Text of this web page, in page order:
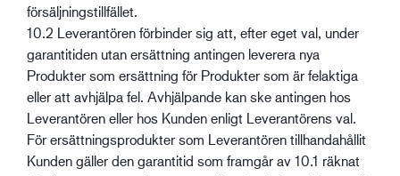
försäljningstillfället.
10.2 Leverantören förbinder sig att, efter eget val, under
garantitiden utan ersättning antingen leverera nya
Produkter som ersättning för Produkter som är felaktiga
eller att avhjälpa fel. Avhjälpande kan ske antingen hos
Leverantören eller hos Kunden enligt Leverantörens val.
För ersättningsprodukter som Leverantören tillhandahållit
Kunden gäller den garantitid som framgår av 10.1 räknat